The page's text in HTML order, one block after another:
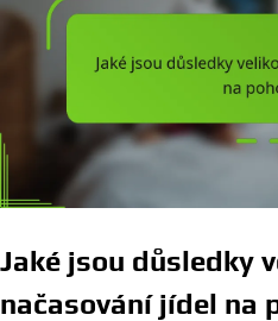
Jaké jsou důsledky
načasování jídel na